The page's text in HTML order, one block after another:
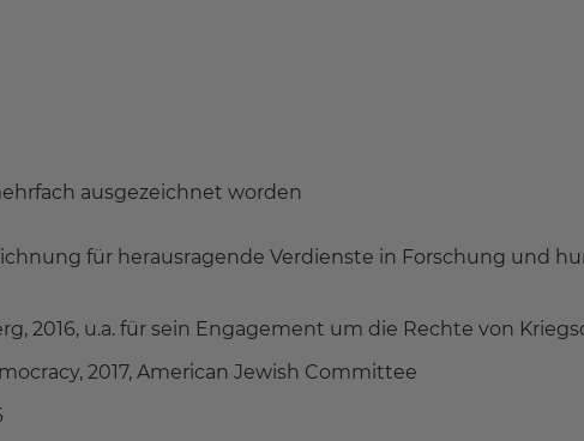
ausgezeichnet worden
für herausragende Verdienste in Forschung und
2016, u.a. für sein Engagement um die Rechte von
2017, American Jewish Committee